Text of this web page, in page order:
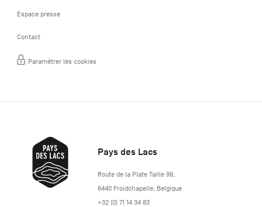
Espace presse
Contact
Paramétrer les cookies
Pays des Lacs
http://www.lepaysdeslacs.be/
Route de la Plate Taille 99,
6440 Froidchapelle, Belgique
+32 (0) 71 14 34 83